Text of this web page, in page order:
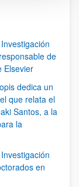
de
Elsevier
dedica un
que relata el
Santos, a la
la
en